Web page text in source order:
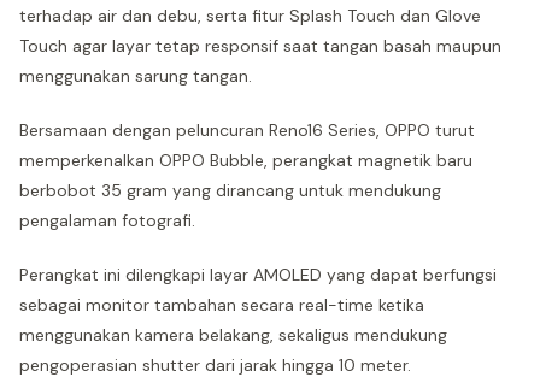
terhadap air dan debu, serta fitur Splash Touch dan Glove
Touch agar layar tetap responsif saat tangan basah maupun
menggunakan sarung tangan.
Bersamaan dengan peluncuran Reno16 Series, OPPO turut
memperkenalkan OPPO Bubble, perangkat magnetik baru
berbobot 35 gram yang dirancang untuk mendukung
pengalaman fotografi.
Perangkat ini dilengkapi layar AMOLED yang dapat berfungsi
sebagai monitor tambahan secara real-time ketika
menggunakan kamera belakang, sekaligus mendukung
pengoperasian shutter dari jarak hingga 10 meter.